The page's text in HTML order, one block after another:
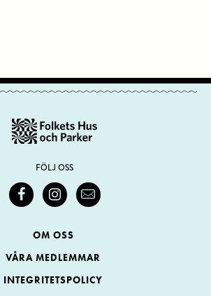
FÖLJ OSS
OM OSS
VÅRA MEDLEMMAR
INTEGRITETSPOLICY